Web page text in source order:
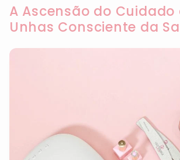
A Ascensão do Cuidado
Unhas Consciente da